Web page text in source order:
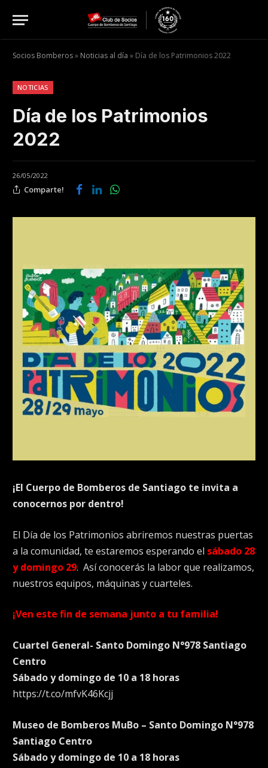
Socios Bomberos» Noticias al día » Día de los Patrimonios 2022
NOTICIAS
Día de los Patrimonios
2022
26/05/2022
Comparte!
¡El Cuerpo de Bomberos de Santiago te invita a
conocernos por dentro!
El Día de los Patrimonios abriremos nuestras puertas
a la comunidad, te estaremos esperando el sábado 28
y domingo 29. Así conocerás la labor que realizamos,
nuestros equipos, máquinas y cuarteles.
¡Ven este fin de semana junto a tu familia!
Cuartel General- Santo Domingo N°978 Santiago
Centro
Sábado y domingo de 10 a 18 horas
https://t.co/mfvK46Kcjj
Museo de Bomberos MuBo – Santo Domingo N°978
Santiago Centro
Sábado y domingo de 10 a 18 horas